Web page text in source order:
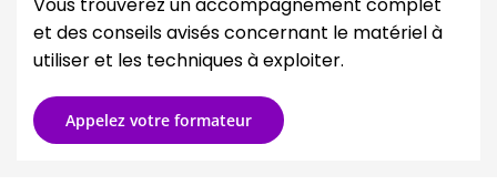
Vous trouverez un accompagnement complet
et des conseils avisés concernant le matériel à
utiliser et les techniques à exploiter.
Appelez votre formateur